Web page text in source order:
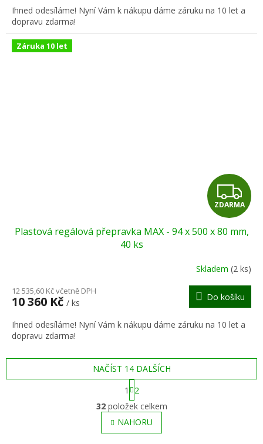
Ihned odesíláme! Nyní Vám k nákupu dáme záruku na 10 let a
dopravu zdarma!
Záruka 10 let
Z
D
A
R
M
A
ZDARMA
Plastová regálová přepravka MAX - 94 x 500 x 80 mm,
40 ks
Skladem (2 ks)
12 535,60 Kč včetně DPH
10 360 Kč / ks
Do košíku
Ihned odesíláme! Nyní Vám k nákupu dáme záruku na 10 let a
dopravu zdarma!
O
v
l
á
NAČÍST 14 DALŠÍCH
S
t
r
á
n
k
1
2
32položek celkem
NAHORU